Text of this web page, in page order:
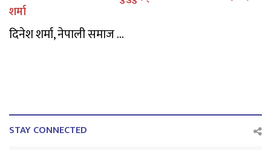
शर्मा
दिनेश शर्मा, नेपाली समाज ...
STAY CONNECTED